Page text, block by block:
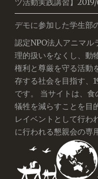
ツ活動実践講習】
デモに参加した学生部
認定NPO法人アニマル
理的扱いをなくし、動
権利と尊厳を守る活動
存する社会を目指す、
です。 当サイトは、
犠牲を減らすことを目
レイベントとして行わ
に行われる懇親会の専